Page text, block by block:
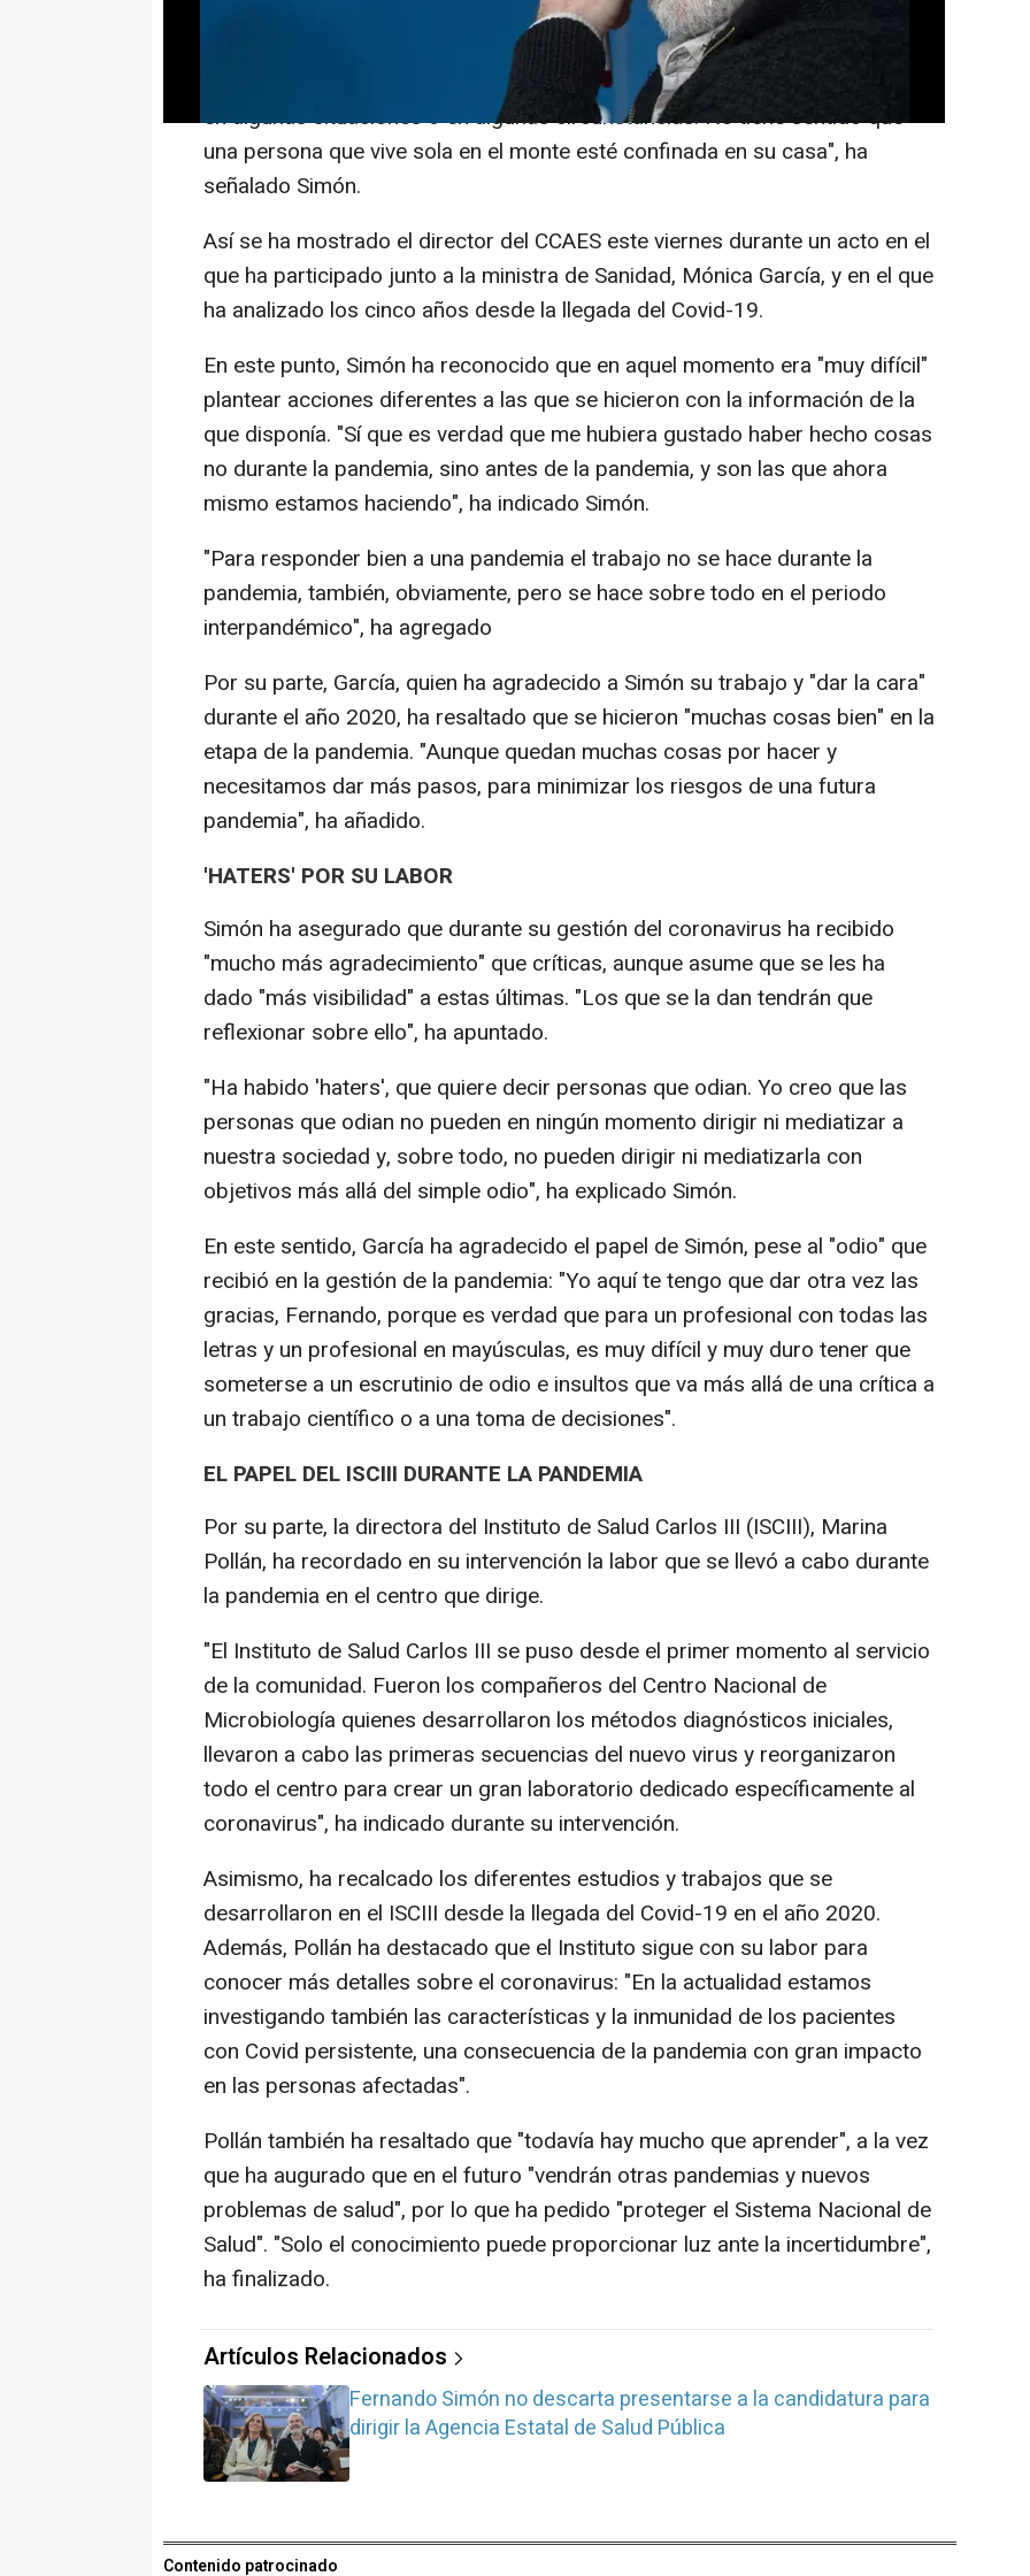
mejor que se pudo en aquel momento".
"Un confinamiento como el que se hizo quizás se podría hacer más suave
en algunas situaciones o en algunas circunstancias. No tiene sentido que
una persona que vive sola en el monte esté confinada en su casa", ha
señalado Simón.
Así se ha mostrado el director del CCAES este viernes durante un acto en el
que ha participado junto a la ministra de Sanidad, Mónica García, y en el que
ha analizado los cinco años desde la llegada del Covid-19.
En este punto, Simón ha reconocido que en aquel momento era "muy difícil"
plantear acciones diferentes a las que se hicieron con la información de la
que disponía. "Sí que es verdad que me hubiera gustado haber hecho cosas
no durante la pandemia, sino antes de la pandemia, y son las que ahora
mismo estamos haciendo", ha indicado Simón.
"Para responder bien a una pandemia el trabajo no se hace durante la
pandemia, también, obviamente, pero se hace sobre todo en el periodo
interpandémico", ha agregado
Por su parte, García, quien ha agradecido a Simón su trabajo y "dar la cara"
durante el año 2020, ha resaltado que se hicieron "muchas cosas bien" en la
etapa de la pandemia. "Aunque quedan muchas cosas por hacer y
necesitamos dar más pasos, para minimizar los riesgos de una futura
pandemia", ha añadido.
'HATERS' POR SU LABOR
Simón ha asegurado que durante su gestión del coronavirus ha recibido
"mucho más agradecimiento" que críticas, aunque asume que se les ha
dado "más visibilidad" a estas últimas. "Los que se la dan tendrán que
reflexionar sobre ello", ha apuntado.
"Ha habido 'haters', que quiere decir personas que odian. Yo creo que las
personas que odian no pueden en ningún momento dirigir ni mediatizar a
nuestra sociedad y, sobre todo, no pueden dirigir ni mediatizarla con
objetivos más allá del simple odio", ha explicado Simón.
En este sentido, García ha agradecido el papel de Simón, pese al "odio" que
recibió en la gestión de la pandemia: "Yo aquí te tengo que dar otra vez las
gracias, Fernando, porque es verdad que para un profesional con todas las
letras y un profesional en mayúsculas, es muy difícil y muy duro tener que
someterse a un escrutinio de odio e insultos que va más allá de una crítica a
un trabajo científico o a una toma de decisiones".
EL PAPEL DEL ISCIII DURANTE LA PANDEMIA
Por su parte, la directora del Instituto de Salud Carlos III (ISCIII), Marina
Pollán, ha recordado en su intervención la labor que se llevó a cabo durante
la pandemia en el centro que dirige.
"El Instituto de Salud Carlos III se puso desde el primer momento al servicio
de la comunidad. Fueron los compañeros del Centro Nacional de
Microbiología quienes desarrollaron los métodos diagnósticos iniciales,
llevaron a cabo las primeras secuencias del nuevo virus y reorganizaron
todo el centro para crear un gran laboratorio dedicado específicamente al
coronavirus", ha indicado durante su intervención.
Asimismo, ha recalcado los diferentes estudios y trabajos que se
desarrollaron en el ISCIII desde la llegada del Covid-19 en el año 2020.
Además, Pollán ha destacado que el Instituto sigue con su labor para
conocer más detalles sobre el coronavirus: "En la actualidad estamos
investigando también las características y la inmunidad de los pacientes
con Covid persistente, una consecuencia de la pandemia con gran impacto
en las personas afectadas".
Pollán también ha resaltado que "todavía hay mucho que aprender", a la vez
que ha augurado que en el futuro "vendrán otras pandemias y nuevos
problemas de salud", por lo que ha pedido "proteger el Sistema Nacional de
Salud". "Solo el conocimiento puede proporcionar luz ante la incertidumbre",
ha finalizado.
Artículos Relacionados
Fernando Simón no descarta presentarse a la candidatura para
dirigir la Agencia Estatal de Salud Pública
Contenido patrocinado